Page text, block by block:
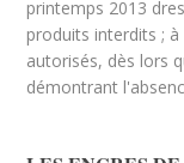
printemps 2013
produits interdits ;
autorisés, dès lors
démontrant